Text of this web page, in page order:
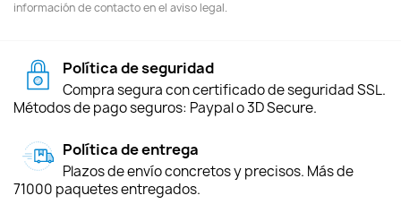
información de contacto en el aviso legal.
Política de seguridad
Compra segura con certificado de seguridad SSL.
Métodos de pago seguros: Paypal o 3D Secure.
Política de entrega
Plazos de envío concretos y precisos. Más de
71000 paquetes entregados.